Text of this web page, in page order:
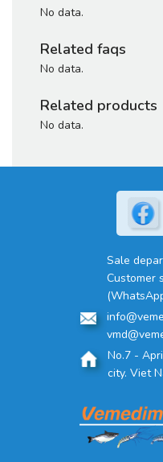
No data.
Related faqs
No data.
Related products
No data.
Sale
Customer
No.7 -
city. Viet